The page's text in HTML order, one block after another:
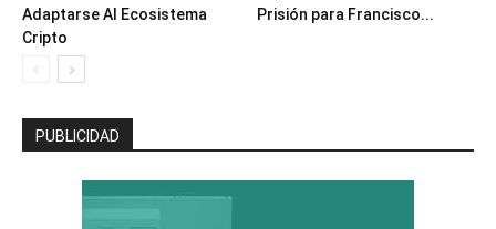
Adaptarse Al Ecosistema
Cripto
Prisión para Francisco...
PUBLICIDAD